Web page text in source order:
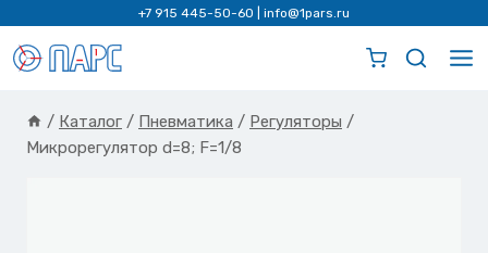
содержимому
+7 915 445-50-60 info@1pars.ru
/ Каталог / Пневматика / Регуляторы /
Микрорегулятор d=8; F=1/8